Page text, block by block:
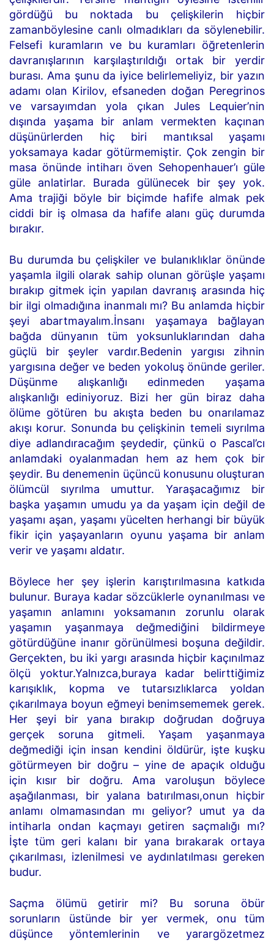
gördüğü bu noktada bu çelişkilerin hiçbir
zamanböylesine canlı olmadıkları da söylenebilir.
Felsefi kuramların ve bu kuramları öğretenlerin
davranışlarının karşılaştırıldığı ortak bir yerdir
burası. Ama şunu da iyice belirlemeliyiz, bir yazın
adamı olan Kirilov, efsaneden doğan Peregrinos
ve varsayımdan yola çıkan Jules Lequier’nin
dışında yaşama bir anlam vermekten kaçınan
düşünürlerden hiç biri mantıksal yaşamı
yoksamaya kadar götürmemiştir. Çok zengin bir
masa önünde intiharı öven Sehopenhauer’ı güle
güle anlatirlar. Burada gülünecek bir şey yok.
Ama trajiği böyle bir biçimde hafife almak pek
ciddi bir iş olmasa da hafife alanı güç durumda
bırakır.
Bu durumda bu çelişkiler ve bulanıklıklar önünde
yaşamla ilgili olarak sahip olunan görüşle yaşamı
bırakıp gitmek için yapılan davranış arasında hiç
bir ilgi olmadığına inanmalı mı? Bu anlamda hiçbir
şeyi abartmayalım.İnsanı yaşamaya bağlayan
bağda dünyanın tüm yoksunluklarından daha
güçlü bir şeyler vardır.Bedenin yargısı zihnin
yargısına değer ve beden yokoluş önünde geriler.
Düşünme alışkanlığı edinmeden yaşama
alışkanlığı ediniyoruz. Bizi her gün biraz daha
ölüme götüren bu akışta beden bu onarılamaz
akışı korur. Sonunda bu çelişkinin temeli sıyrılma
diye adlandıracağım şeydedir, çünkü o Pascal’cı
anlamdaki oyalanmadan hem az hem çok bir
şeydir. Bu denemenin üçüncü konusunu oluşturan
ölümcül sıyrılma umuttur. Yaraşacağımız bir
başka yaşamın umudu ya da yaşam için değil de
yaşamı aşan, yaşamı yücelten herhangi bir büyük
fikir için yaşayanların oyunu yaşama bir anlam
verir ve yaşamı aldatır.
Böylece her şey işlerin karıştırılmasına katkıda
bulunur. Buraya kadar sözcüklerle oynanılması ve
yaşamın anlamını yoksamanın zorunlu olarak
yaşamın yaşanmaya değmediğini bildirmeye
götürdüğüne inanır görünülmesi boşuna değildir.
Gerçekten, bu iki yargı arasında hiçbir kaçınılmaz
ölçü yoktur.Yalnızca,buraya kadar belirttiğimiz
karışıklık, kopma ve tutarsızlıklarca yoldan
çıkarılmaya boyun eğmeyi benimsememek gerek.
Her şeyi bir yana bırakıp doğrudan doğruya
gerçek soruna gitmeli. Yaşam yaşanmaya
değmediği için insan kendini öldürür, işte kuşku
götürmeyen bir doğru – yine de apaçık olduğu
için kısır bir doğru. Ama varoluşun böylece
aşağılanması, bir yalana batırılması,onun hiçbir
anlamı olmamasından mı geliyor? umut ya da
intiharla ondan kaçmayı getiren saçmalığı mı?
İşte tüm geri kalanı bir yana bırakarak ortaya
çıkarılması, izlenilmesi ve aydınlatılması gereken
budur.
Saçma ölümü getirir mi? Bu soruna öbür
sorunların üstünde bir yer vermek, onu tüm
düşünce yöntemlerinin ve yarargözetmez